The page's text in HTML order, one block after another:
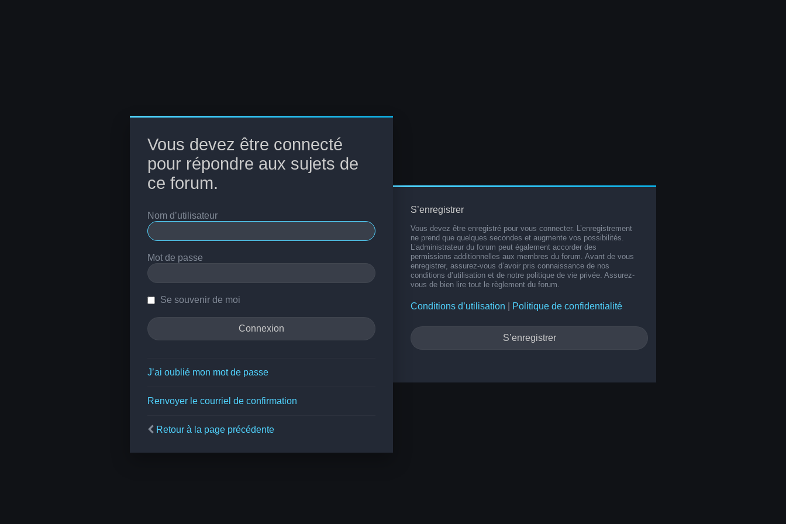
Vous devez être connecté
pour répondre aux sujets de
ce forum.
Nom d’utilisateur
Mot de passe
Se souvenir de moi
J’ai oublié mon mot de passe
Renvoyer le courriel de confirmation
Retour à la page précédente
S’enregistrer
Vous devez être enregistré pour vous connecter. L’enregistrement
ne prend que quelques secondes et augmente vos possibilités.
L’administrateur du forum peut également accorder des
permissions additionnelles aux membres du forum. Avant de vous
enregistrer, assurez-vous d’avoir pris connaissance de nos
conditions d’utilisation et de notre politique de vie privée. Assurez-
vous de bien lire tout le règlement du forum.
Conditions d’utilisation Politique de confidentialité
S’enregistrer